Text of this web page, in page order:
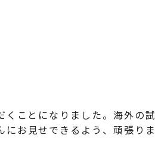
ことになりました。海外の試
お見せできるよう、頑張りま